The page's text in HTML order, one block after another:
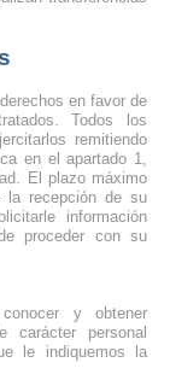
en favor de
Todos los
remitiendo
en el apartado 1,
El plazo máximo
la recepción de su
información
proceder con su
y obtener
carácter personal
le indiquemos la